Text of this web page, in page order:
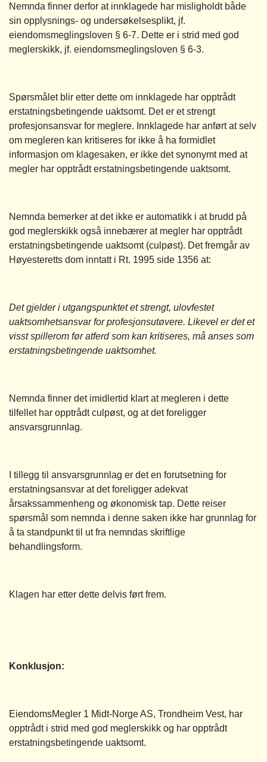
Nemnda finner derfor at innklagede har misligholdt både
sin opplysnings- og undersøkelsesplikt, jf.
eiendomsmeglingsloven § 6-7. Dette er i strid med god
meglerskikk, jf. eiendomsmeglingsloven § 6-3.
Spørsmålet blir etter dette om innklagede har opptrådt
erstatningsbetingende uaktsomt. Det er et strengt
profesjonsansvar for meglere. Innklagede har anført at selv
om megleren kan kritiseres for ikke å ha formidlet
informasjon om klagesaken, er ikke det synonymt med at
megler har opptrådt erstatningsbetingende uaktsomt.
Nemnda bemerker at det ikke er automatikk i at brudd på
god meglerskikk også innebærer at megler har opptrådt
erstatningsbetingende uaktsomt (culpøst). Det fremgår av
Høyesteretts dom inntatt i Rt. 1995 side 1356 at:
Det gjelder i utgangspunktet et strengt, ulovfestet
uaktsomhetsansvar for profesjonsutøvere. Likevel er det et
visst spillerom før atferd som kan kritiseres, må anses som
erstatningsbetingende uaktsomhet.
Nemnda finner det imidlertid klart at megleren i dette
tilfellet har opptrådt culpøst, og at det foreligger
ansvarsgrunnlag.
I tillegg til ansvarsgrunnlag er det en forutsetning for
erstatningsansvar at det foreligger adekvat
årsakssammenheng og økonomisk tap. Dette reiser
spørsmål som nemnda i denne saken ikke har grunnlag for
å ta standpunkt til ut fra nemndas skriftlige
behandlingsform.
Klagen har etter dette delvis ført frem.
Konklusjon:
EiendomsMegler 1 Midt-Norge AS, Trondheim Vest, har
opptrådt i strid med god meglerskikk og har opptrådt
erstatningsbetingende uaktsomt.